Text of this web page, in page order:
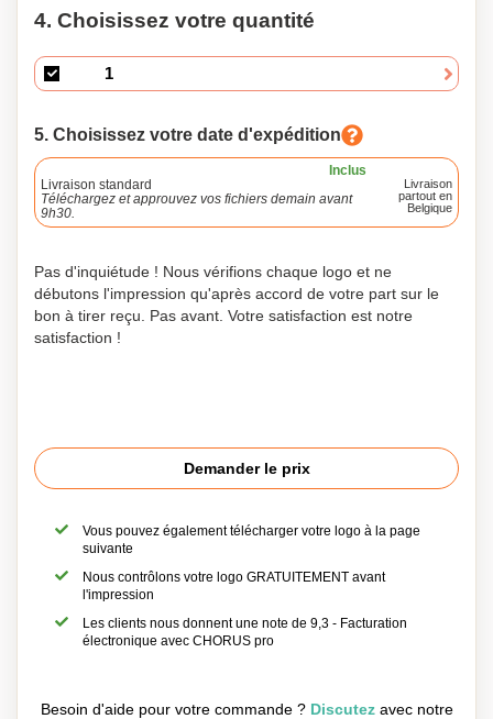
4. Choisissez votre quantité
5. Choisissez votre date d'expédition
Inclus
Livraison standard
Téléchargez et approuvez vos fichiers demain avant
9h30.
Livraison
partout en
Belgique
Pas d'inquiétude ! Nous vérifions chaque logo et ne
débutons l'impression qu'après accord de votre part sur le
bon à tirer reçu. Pas avant. Votre satisfaction est notre
satisfaction !
Demander le prix
Vous pouvez également télécharger votre logo à la page
suivante
Nous contrôlons votre logo GRATUITEMENT avant
l'impression
Les clients nous donnent une note de 9,3 - Facturation
électronique avec CHORUS pro
Besoin d'aide pour votre commande ? Discutezavec notre